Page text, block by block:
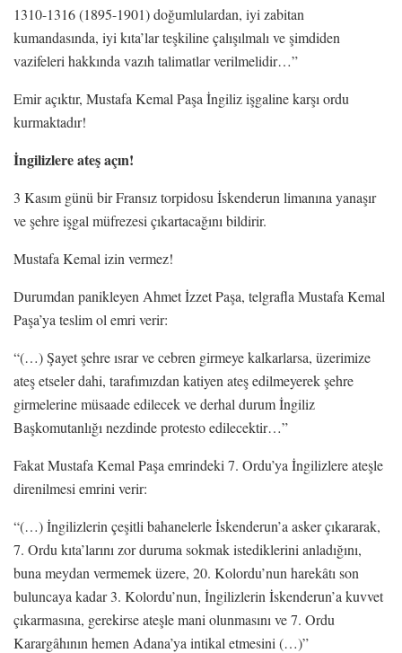
1310-1316 (1895-1901) doğumlulardan, iyi zabitan
kumandasında, iyi kıta’lar teşkiline çalışılmalı ve şimdiden
vazifeleri hakkında vazıh talimatlar verilmelidir…”
Emir açıktır, Mustafa Kemal Paşa İngiliz işgaline karşı ordu
kurmaktadır!
İngilizlere ateş açın!
3 Kasım günü bir Fransız torpidosu İskenderun limanına yanaşır
ve şehre işgal müfrezesi çıkartacağını bildirir.
Mustafa Kemal izin vermez!
Durumdan panikleyen Ahmet İzzet Paşa, telgrafla Mustafa Kemal
Paşa’ya teslim ol emri verir:
“(…) Şayet şehre ısrar ve cebren girmeye kalkarlarsa, üzerimize
ateş etseler dahi, tarafımızdan katiyen ateş edilmeyerek şehre
girmelerine müsaade edilecek ve derhal durum İngiliz
Başkomutanlığı nezdinde protesto edilecektir…”
Fakat Mustafa Kemal Paşa emrindeki 7. Ordu’ya İngilizlere ateşle
direnilmesi emrini verir:
“(…) İngilizlerin çeşitli bahanelerle İskenderun’a asker çıkararak,
7. Ordu kıta’larını zor duruma sokmak istediklerini anladığını,
buna meydan vermemek üzere, 20. Kolordu’nun harekâtı son
buluncaya kadar 3. Kolordu’nun, İngilizlerin İskenderun’a kuvvet
çıkarmasına, gerekirse ateşle mani olunmasını ve 7. Ordu
Karargâhının hemen Adana’ya intikal etmesini (…)”